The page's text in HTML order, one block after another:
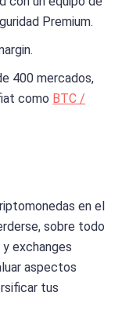
Premium.
400 mercados,
como BTC /
en el
sobre todo
exchanges
aspectos
tus